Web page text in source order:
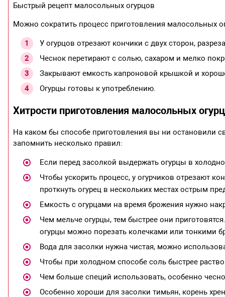
Быстрый рецепт малосольных огурцов
Можно сократить процесс приготовления малосольных
У огурцов отрезают кончики с двух сторон,
Чеснок перетирают с солью, сахаром и мелко
Закрывают емкость капроновой крышкой и
Огурцы готовы к употреблению.
Хитрости приготовления малосольных
На каком бы способе приготовления вы ни остановили
запомнить несколько правил:
Если перед засолкой выдержать огурцы в
Чтобы ускорить процесс, у огурчиков отрезают
проткнуть огурец в нескольких местах острым
Емкость с огурцами на время брожения нужно
Чем мельче огурцы, тем быстрее они
огурцы можно порезать колечками или тонкими
Вода для засолки нужна чистая, можно
Чтобы при холодном способе соль быстрее
Чем больше специй использовать, особенно
Особенно хороши для засолки тимьян, корень